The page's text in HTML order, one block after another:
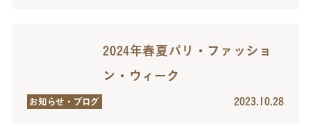
2024年春夏パリ・ファッショ
ン・ウィーク
お知らせ・ブログ 2023.10.28